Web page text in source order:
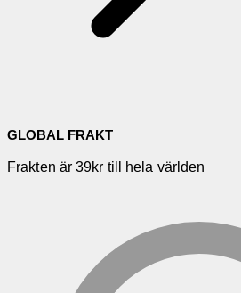
GLOBAL FRAKT
Frakten är 39kr till hela världen